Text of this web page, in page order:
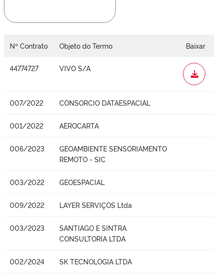
Nº Contrato Objeto do Termo Baixar
44774727 VIVO S/A
WORD
007/2022 CONSORCIO DATAESPACIAL
001/2022 AEROCARTA
006/2023
GEOAMBIENTE SENSORIAMENTO
REMOTO - SIC
003/2022 GEOESPACIAL
009/2022 LAYER SERVIÇOS Ltda
003/2023
SANTIAGO E SINTRA
CONSULTORIA LTDA
002/2024 SK TECNOLOGIA LTDA